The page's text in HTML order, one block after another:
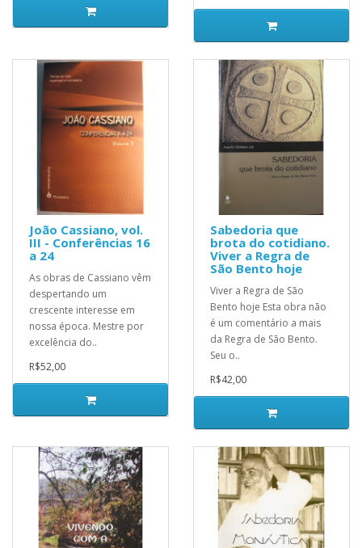
João Cassiano, vol.
III - Conferências 16
a 24
As obras de Cassiano vêm
despertando um
crescente interesse em
nossa época. Mestre por
excelência do..
R$52,00
Sabedoria que
brota do cotidiano.
Viver a Regra de
São Bento hoje
Viver a Regra de São
Bento hoje Esta obra não
é um comentário a mais
da Regra de São Bento.
Seu o..
R$42,00